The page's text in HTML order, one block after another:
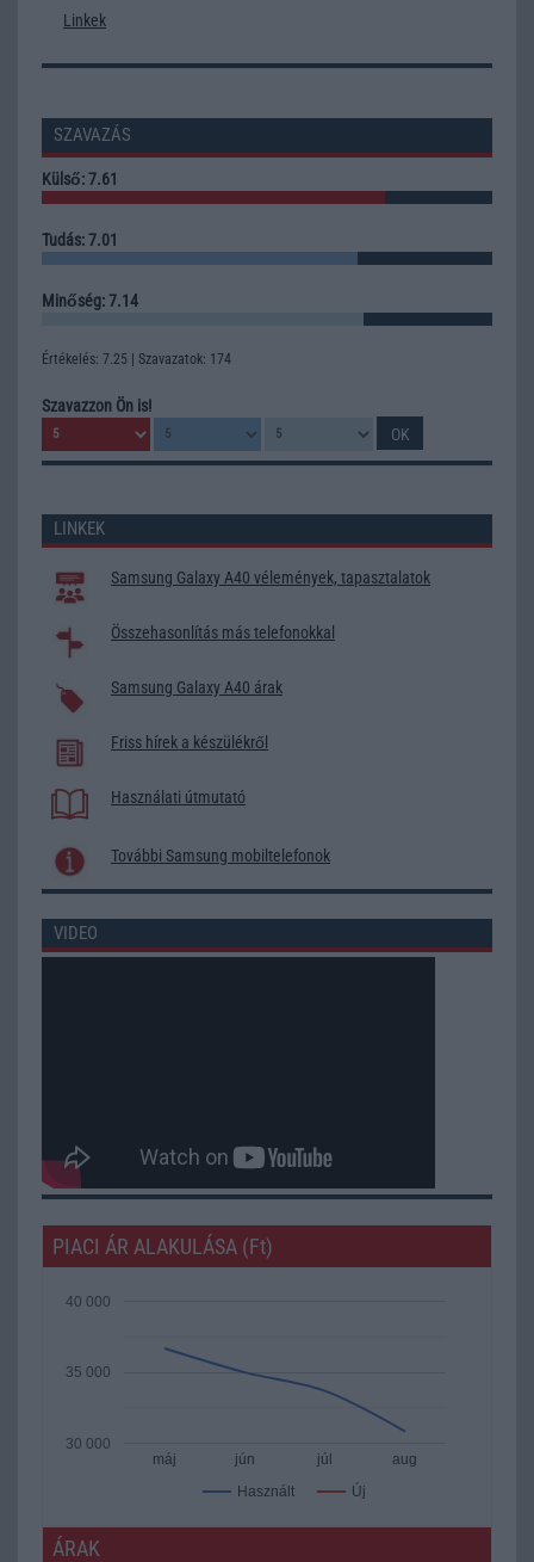
Linkek
SZAVAZÁS
Külső: 7.61
Tudás: 7.01
Minőség: 7.14
Értékelés: 7.25 | Szavazatok: 174
Szavazzon Ön is!
LINKEK
Samsung Galaxy A40 vélemények, tapasztalatok
Összehasonlítás más telefonokkal
Samsung Galaxy A40 árak
Friss hírek a készülékről
Használati útmutató
További Samsung mobiltelefonok
VIDEO
PIACI ÁR ALAKULÁSA (Ft)
Használt Új
máj jún júl aug
30 000
35 000
40 000
ÁRAK